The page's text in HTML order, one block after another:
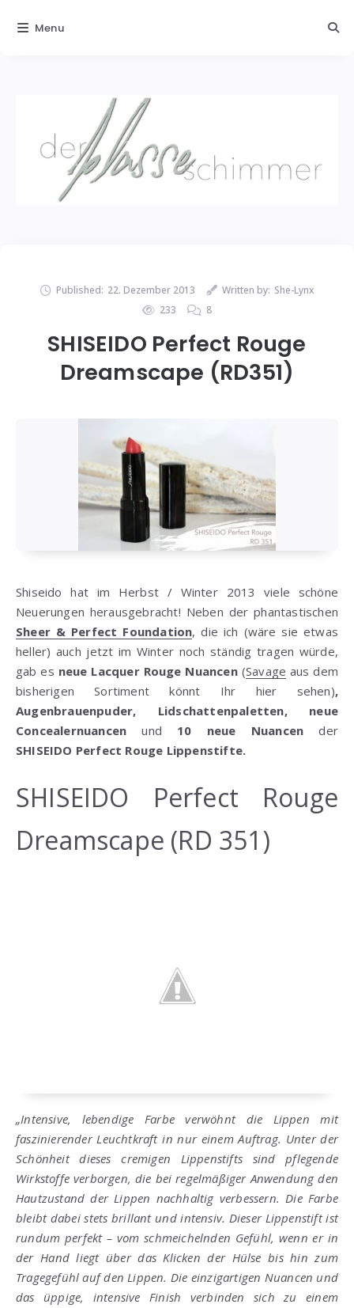
Published: 22. Dezember 2013 Written by: She-Lynx
233
8
SHISEIDO Perfect Rouge
Dreamscape (RD351)
Shiseido hat im Herbst / Winter 2013 viele schöne
Neuerungen herausgebracht! Neben der phantastischen
Sheer & Perfect Foundation, die ich (wäre sie etwas
heller) auch jetzt im Winter noch ständig tragen würde,
gab es neue Lacquer Rouge Nuancen (Savage aus dem
bisherigen Sortiment könnt Ihr hier sehen),
Augenbrauenpuder, Lidschattenpaletten, neue
Concealernuancen und 10 neue Nuancender
SHISEIDO Perfect Rouge Lippenstifte.
SHISEIDO Perfect Rouge
Dreamscape (RD 351)
„Intensive, lebendige Farbe verwöhnt die Lippen mit
faszinierender Leuchtkraft in nur einem Auftrag. Unter der
Schönheit dieses cremigen Lippenstifts sind pflegende
Wirkstoffe verborgen, die bei regelmäßiger Anwendung den
Hautzustand der Lippen nachhaltig verbessern. Die Farbe
bleibt dabei stets brillant und intensiv. Dieser Lippenstift ist
rundum perfekt – vom schmeichelnden Gefühl, wenn er in
der Hand liegt über das Klicken der Hülse bis hin zum
Tragegefühl auf denLippen. Die einzigartigen Nuancen und
das üppige, intensive Finish verbinden sich zu einem
Menu